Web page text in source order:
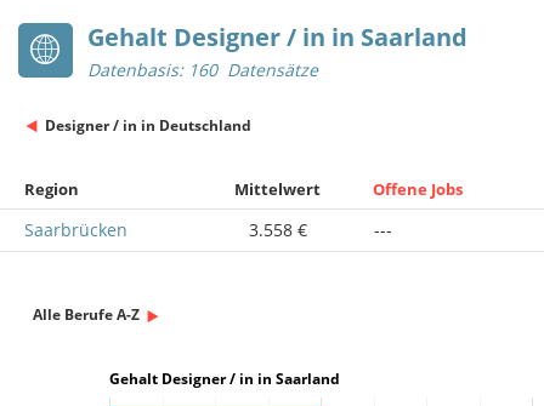
Gehalt Designer / in in Saarland
Datenbasis: 160 Datensätze
Designer / in in Deutschland
Region Mittelwert Offene Jobs
Saarbrücken 3.558 € ---
Alle Berufe A-Z
Gehalt Designer / in in Saarland